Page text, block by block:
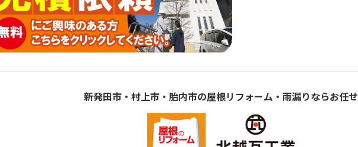
新発田市・村上市・胎内市の屋根リフォーム・雨漏りならお任せ